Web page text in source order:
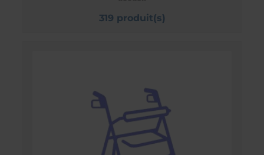
319 produit(s)